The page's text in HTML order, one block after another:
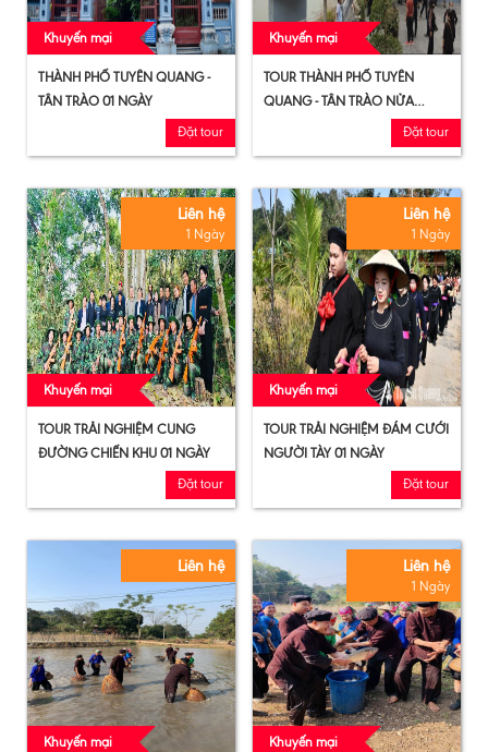
Khuyến mại
THÀNH PHỐ TUYÊN QUANG -
TÂN TRÀO 01 NGÀY
Đặt tour
Khuyến mại
TOUR THÀNH PHỐ TUYÊN
QUANG - TÂN TRÀO NỬA
Đặt tour
Khuyến mại
Liên hệ
1 Ngày
TOUR TRẢI NGHIỆM CUNG
ĐƯỜNG CHIẾN KHU 01 NGÀY
Đặt tour
Khuyến mại
Liên hệ
1 Ngày
TOUR TRẢI NGHIỆM ĐÁM CƯỚI
NGƯỜI TÀY 01 NGÀY
Đặt tour
Khuyến mại
Liên hệ
Khuyến mại
Liên hệ
1 Ngày